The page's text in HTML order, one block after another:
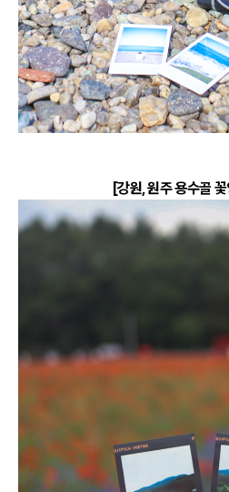
[강원, 원주 용수골